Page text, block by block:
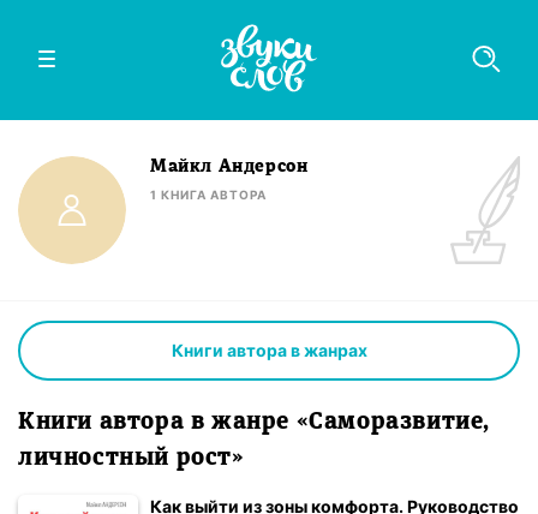
Майкл Андерсон
1 КНИГА АВТОРА
Книги автора в жанрах
Книги автора в жанре «Саморазвитие,
личностный рост»
Как выйти из зоны комфорта. Руководство